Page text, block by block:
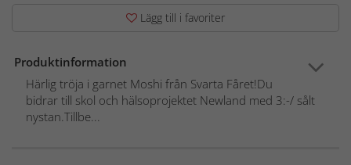
Lägg till i favoriter
Produktinformation
Härlig tröja i garnet Moshi från Svarta Fåret!Du
bidrar till skol och hälsoprojektet Newland med 3:-/ sålt
nystan.Tillbe...